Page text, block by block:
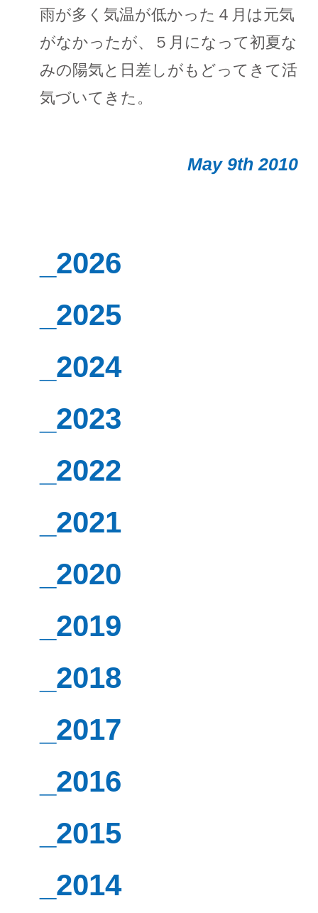
雨が多く気温が低かった４月は元気
がなかったが、５月になって初夏な
みの陽気と日差しがもどってきて活
気づいてきた。
May 9th 2010
_2026
_2025
_2024
_2023
_2022
_2021
_2020
_2019
_2018
_2017
_2016
_2015
_2014